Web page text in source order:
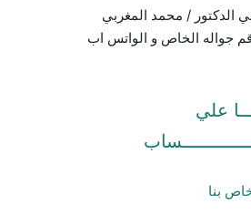
الدكتور / محمد المغربي
جواله الخاص و الواتس اب
علي
بنا